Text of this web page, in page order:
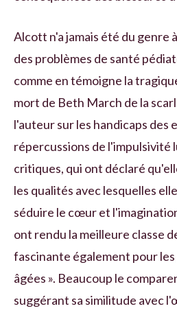
Alcott n'a jamais été du genre
des problèmes de santé
comme en témoigne la
mort de Beth March de la
l'auteur sur les handicaps des
répercussions de l'impulsivité
critiques, qui ont déclaré
les qualités avec lesquelles
séduire le cœur et
ont rendu la meilleure classe
fascinante également pour
âgées ». Beaucoup le
suggérant sa similitude avec